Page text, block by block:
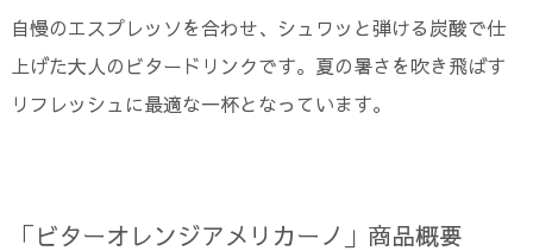
自慢のエスプレッソを合わせ、シュワッと弾ける炭酸で仕
上げた大人のビタードリンクです。夏の暑さを吹き飛ばす
リフレッシュに最適な一杯となっています。
「ビターオレンジアメリカーノ」商品概要